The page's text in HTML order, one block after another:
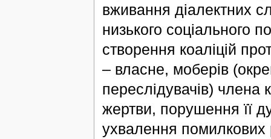
вживання діалектних
низького соціального
створення коаліцій
– власне, моберів
переслідувачів) члена
жертви, порушення її
ухвалення помилкових